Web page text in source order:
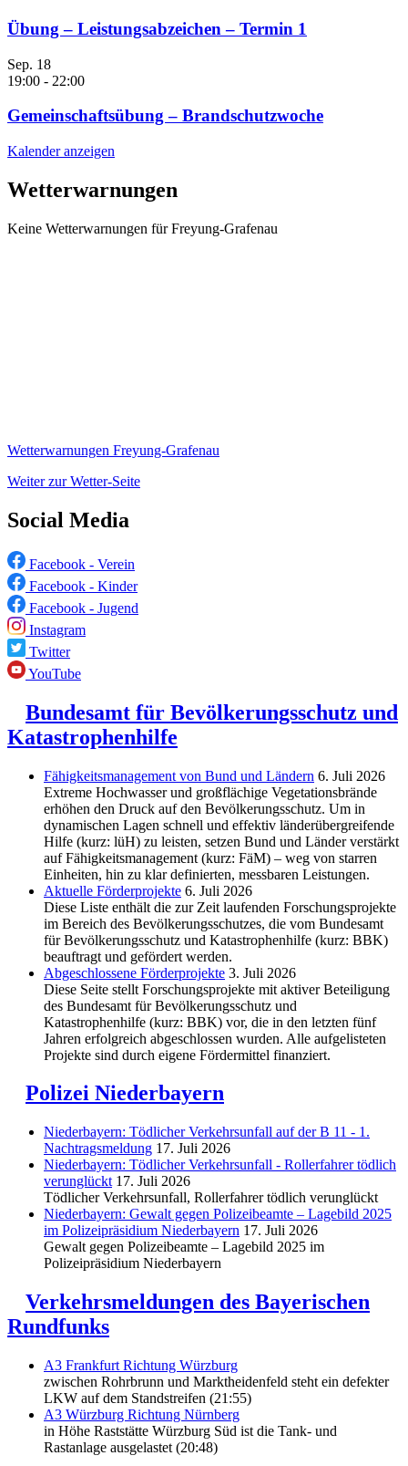
Übung – Leistungsabzeichen – Termin 1
Sep. 18
19:00 - 22:00
Gemeinschaftsübung – Brandschutzwoche
Kalender anzeigen
Wetterwarnungen
Keine Wetterwarnungen für Freyung-Grafenau
Wetterwarnungen Freyung-Grafenau
Weiter zur Wetter-Seite
Social Media
Facebook - Verein
Facebook - Kinder
Facebook - Jugend
Instagram
Twitter
YouTube
Bundesamt für Bevölkerungsschutz und
Katastrophenhilfe
Fähigkeitsmanagement von Bund und Ländern 6. Juli 2026
Extreme Hochwasser und großflächige Vegetationsbrände
erhöhen den Druck auf den Bevölkerungsschutz. Um in
dynamischen Lagen schnell und effektiv länderübergreifende
Hilfe (kurz: lüH) zu leisten, setzen Bund und Länder verstärkt
auf Fähigkeitsmanagement (kurz: FäM) – weg von starren
Einheiten, hin zu klar definierten, messbaren Leistungen.
Aktuelle Förderprojekte 6. Juli 2026
Diese Liste enthält die zur Zeit laufenden Forschungsprojekte
im Bereich des Be­völkerungs­schutzes, die vom Bundesamt
für Bevölkerungsschutz und Katastrophenhilfe (kurz: BBK)
beauftragt und gefördert werden.
Abgeschlos­sene Förderprojekte 3. Juli 2026
Diese Seite stellt Forschungsprojekte mit aktiver Beteiligung
des Bundesamt für Bevölkerungsschutz und
Katastrophenhilfe (kurz: BBK) vor, die in den letzten fünf
Jahren erfolgreich abgeschlossen wurden. Alle aufgelisteten
Projekte sind durch eigene Fördermittel finanziert.
Polizei Niederbayern
Niederbayern: Tödlicher Verkehrsunfall auf der B 11 - 1.
Nachtragsmeldung 17. Juli 2026
Niederbayern: Tödlicher Verkehrsunfall - Rollerfahrer tödlich
verunglückt 17. Juli 2026
Tödlicher Verkehrsunfall, Rollerfahrer tödlich verunglückt
Niederbayern: Gewalt gegen Polizeibeamte – Lagebild 2025
im Polizeipräsidium Niederbayern 17. Juli 2026
Gewalt gegen Polizeibeamte – Lagebild 2025 im
Polizeipräsidium Niederbayern
Verkehrsmeldungen des Bayerischen
Rundfunks
A3 Frankfurt Richtung Würzburg
zwischen Rohrbrunn und Marktheidenfeld steht ein defekter
LKW auf dem Standstreifen (21:55)
A3 Würzburg Richtung Nürnberg
in Höhe Raststätte Würzburg Süd ist die Tank- und
Rastanlage ausgelastet (20:48)